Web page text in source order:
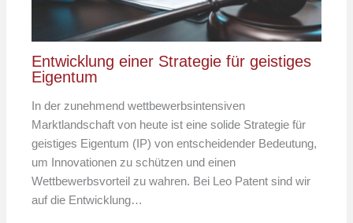
Entwicklung einer Strategie für geistiges
Eigentum
In der zunehmend wettbewerbsintensiven
Marktlandschaft von heute ist eine solide Strategie für
geistiges Eigentum (IP) von entscheidender Bedeutung,
um Innovationen zu schützen und einen
Wettbewerbsvorteil zu wahren. Bei Leo Patent sind wir
auf die Entwicklung…